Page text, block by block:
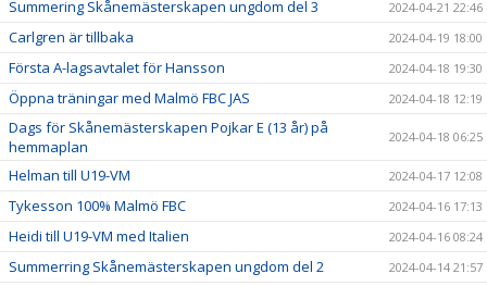
Summering Skånemästerskapen ungdom del 3 2024-04-21 22:46
Carlgren är tillbaka 2024-04-19 18:00
Första A-lagsavtalet för Hansson 2024-04-18 19:30
Öppna träningar med Malmö FBC JAS 2024-04-18 12:19
Dags för Skånemästerskapen Pojkar E (13 år) på
hemmaplan
2024-04-18 06:25
Helman till U19-VM 2024-04-17 12:08
Tykesson 100% Malmö FBC 2024-04-16 17:13
Heidi till U19-VM med Italien 2024-04-16 08:24
Summerring Skånemästerskapen ungdom del 2 2024-04-14 21:57